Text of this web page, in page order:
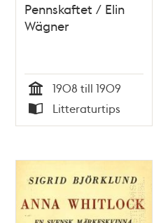
Pennskaftet / Elin
Wägner
Tid
1908 till 1909
Typ
Litteraturtips